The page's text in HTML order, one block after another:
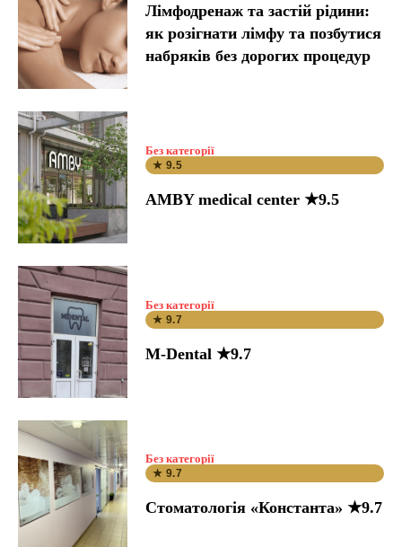
Лімфодренаж та застій рідини:
як розігнати лімфу та позбутися
набряків без дорогих процедур
Без категорії
★ 9.5
AMBY medical center ★9.5
Без категорії
★ 9.7
M-Dental ★9.7
Без категорії
★ 9.7
Стоматологія «Константа» ★9.7